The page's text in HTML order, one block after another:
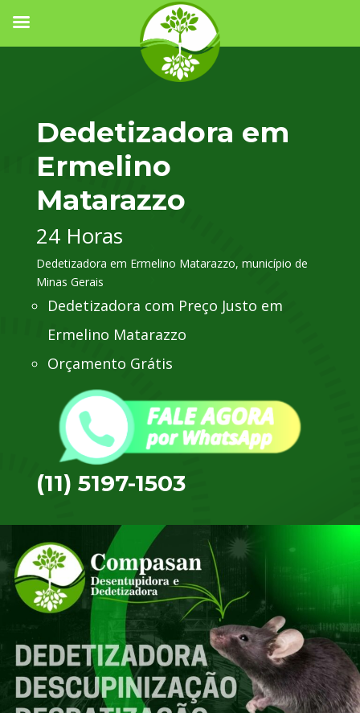
Dedetizadora em
Ermelino
Matarazzo
24 Horas
Dedetizadora em Ermelino Matarazzo, município de
Minas Gerais
Dedetizadora com Preço Justo em
Ermelino Matarazzo
Orçamento Grátis
(11) 5197-1503